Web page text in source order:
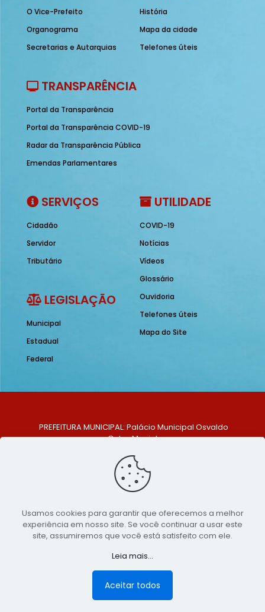
O Vice-Prefeito
Organograma
Secretarias e Autarquias
História
Mapa da cidade
Telefones úteis
TRANSPARÊNCIA
Portal da Transparência
Portal da Transparência COVID-19
Radar da Transparência Pública
Emendas Parlamentares
SERVIÇOS
Cidadão
Servidor
Tributário
LEGISLAÇÃO
Municipal
Estadual
Federal
UTILIDADE
COVID-19
Notícias
Vídeos
Glossário
Ouvidoria
Telefones úteis
Mapa do Site
PREFEITURA MUNICIPAL: Palácio Municipal Osvaldo
Celso Maciel
Centro, São Bento do Una - PE. CEP: 553370-128
TELEFONE: (81) 99548-1569
E-MAIL: ouvidoria@saobentodouna.pe.gov.br
Copyright 2021-2026 - Assessoria de Comunicação da
Prefeitura de São Bento do Una - PE
publicidadeLumusWeb - Agência Digital
Usamos cookies para garantir que oferecemos a melhor
experiência em nosso site. Se você continuar a usar este
site, assumiremos que você está satisfeito com ele.
Leia mais...
Aceitar todos